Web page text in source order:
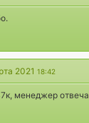
2021 18:42
менеджер